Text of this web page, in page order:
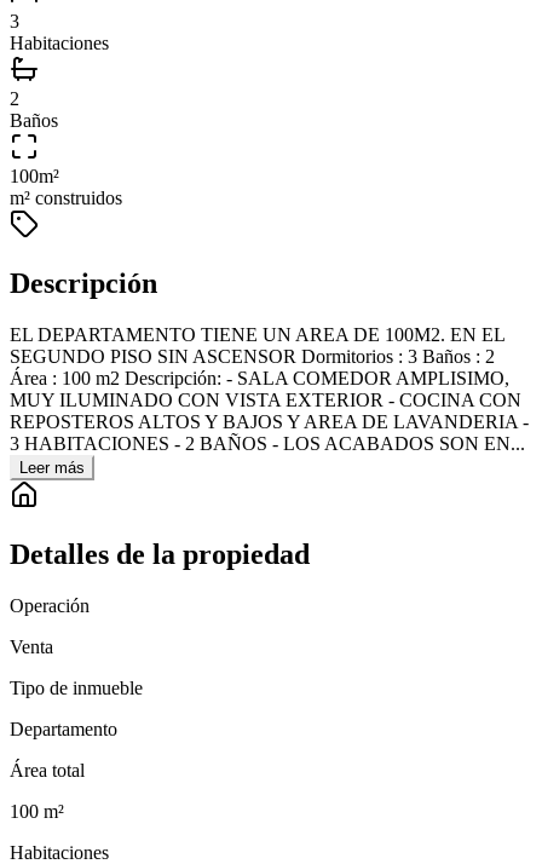
3
Habitaciones
2
Baños
100m²
m² construidos
Descripción
EL DEPARTAMENTO TIENE UN AREA DE 100M2. EN EL
SEGUNDO PISO SIN ASCENSOR Dormitorios : 3 Baños : 2
Área : 100 m2 Descripción: - SALA COMEDOR AMPLISIMO,
MUY ILUMINADO CON VISTA EXTERIOR - COCINA CON
REPOSTEROS ALTOS Y BAJOS Y AREA DE LAVANDERIA -
3 HABITACIONES - 2 BAÑOS - LOS ACABADOS SON EN...
Leer más
Detalles de la propiedad
Operación
Venta
Tipo de inmueble
Departamento
Área total
100 m²
Habitaciones